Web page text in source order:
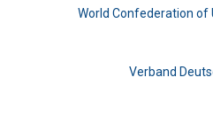
World Confederation of
Verband